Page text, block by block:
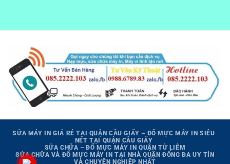
SỬA MÁY IN GIÁ RẺ TẠI QUẬN CẦU GIẤY – ĐỔ MỰC MÁY IN SIÊU
NÉT TẠI QUẬN CẦU GIẤY
SỬA CHỮA – ĐỔ MỰC MÁY IN QUẬN TỪ LIÊM
SỬA CHỮA VÀ ĐỔ MỰC MÁY IN TẠI NHÀ QUẬN ĐỐNG ĐA UY TÍN
VÀ CHUYÊN NGHIỆP NHẤT